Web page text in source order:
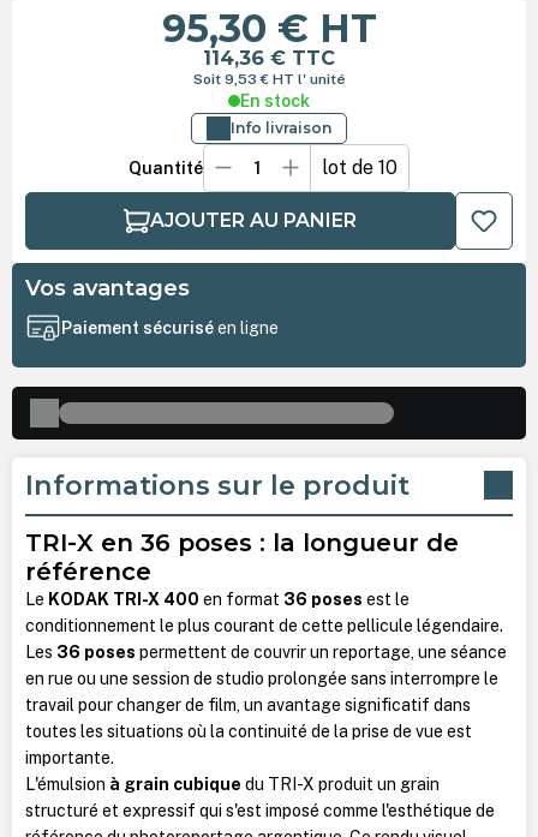
95,30 € HT
114,36 € TTC
Soit 9,53 € HT l' unité
En stock
Info livraison
Quantité lot de 10
AJOUTER AU PANIER
Vos avantages
Paiement sécuriséen ligne
Informations sur le produit
TRI-X en 36 poses : la longueur de
référence
Le KODAK TRI-X 400 en format 36 poses est le
conditionnement le plus courant de cette pellicule légendaire.
Les 36 poses permettent de couvrir un reportage, une séance
en rue ou une session de studio prolongée sans interrompre le
travail pour changer de film, un avantage significatif dans
toutes les situations où la continuité de la prise de vue est
importante.
L'émulsion à grain cubique du TRI-X produit un grain
structuré et expressif qui s'est imposé comme l'esthétique de